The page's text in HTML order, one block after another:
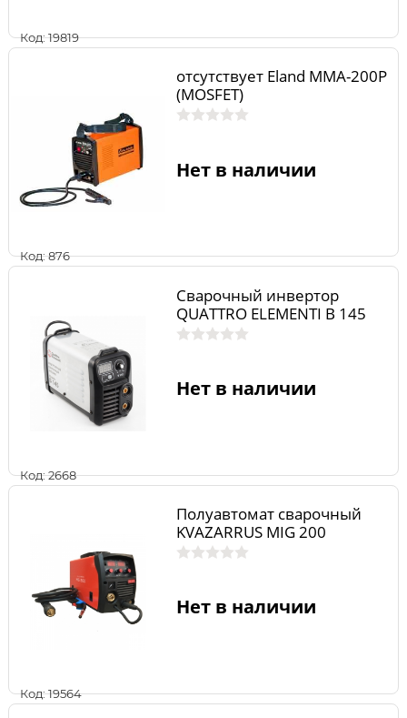
Код: 19819
Код: 876
отсутствует Eland MMA-200P
(MOSFET)
Нет в наличии
Код: 2668
Сварочный инвертор
QUATTRO ELEMENTI B 145
Нет в наличии
Код: 19564
Полуавтомат сварочный
KVAZARRUS MIG 200
Нет в наличии